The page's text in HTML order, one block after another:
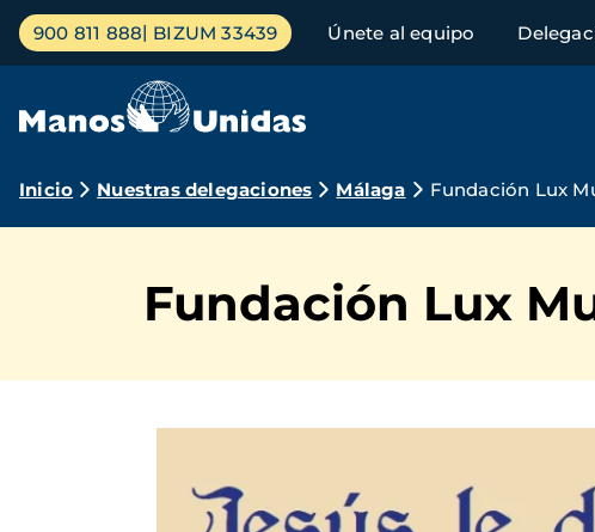
Pasar
contenido
Menú
principal
900 811 888 BIZUM 33439 Únete al equipo
Ruta
navegación
Inicio Nuestras delegaciones Málaga Fundación Lux
Fundación Lux